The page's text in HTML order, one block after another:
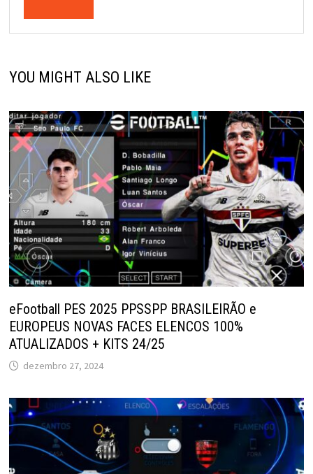
YOU MIGHT ALSO LIKE
eFootball PES 2025 PPSSPP BRASILEIRÃO e
EUROPEUS NOVAS FACES ELENCOS 100%
ATUALIZADOS + KITS 24/25
dezembro 27, 2024